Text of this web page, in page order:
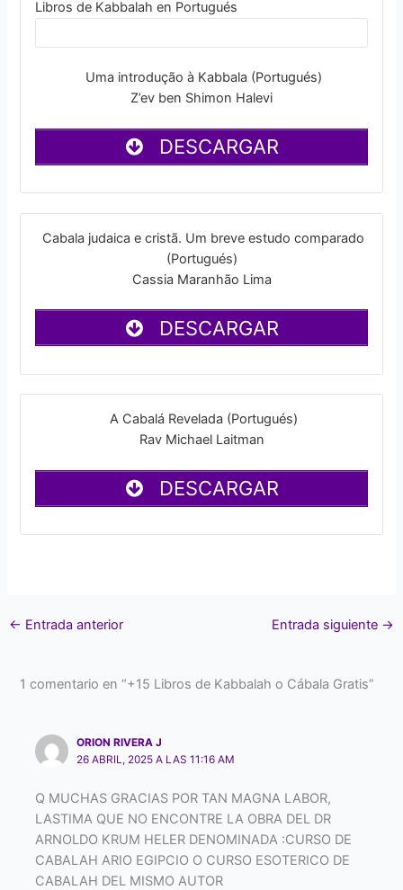
Libros de Kabbalah en Portugués
Uma introdução à Kabbala (Portugués)
Z’ev ben Shimon Halevi
DESCARGAR
Cabala judaica e cristã. Um breve estudo comparado
(Portugués)
Cassia Maranhão Lima
DESCARGAR
A Cabalá Revelada (Portugués)
Rav Michael Laitman
DESCARGAR
← Entrada anterior Entrada siguiente →
1 comentario en “+15 Libros de Kabbalah o Cábala Gratis”
ORION RIVERA J
26 ABRIL, 2025 A LAS 11:16 AM
Q MUCHAS GRACIAS POR TAN MAGNA LABOR,
LASTIMA QUE NO ENCONTRE LA OBRA DEL DR
ARNOLDO KRUM HELER DENOMINADA :CURSO DE
CABALAH ARIO EGIPCIO O CURSO ESOTERICO DE
CABALAH DEL MISMO AUTOR